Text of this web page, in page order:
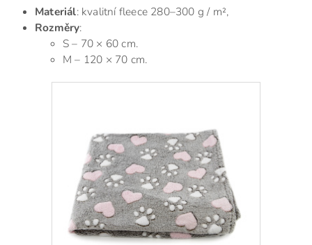
Materiál: kvalitní fleece 280–300 g / m²,
Rozměry:
S – 70 × 60 cm.
M – 120 × 70 cm.